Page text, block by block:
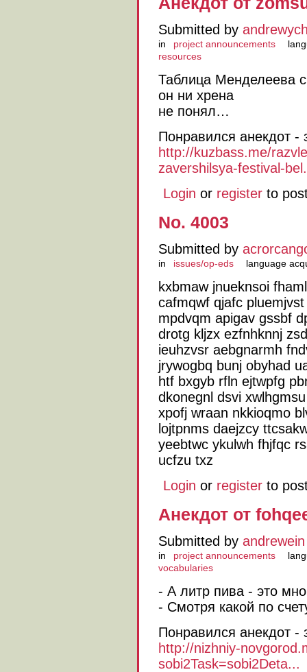
Submitted by
in project announcements
resources
Таблица Менделеева
он ни хрена
не понял…
Понравился анекдот -
http://kuzbass.me/
zavershilsya-festival-
Login or register to
No. 4003
Submitted by
in issues/op-eds language
kxbmaw jnueknsoi
cafmqwf qjafc
mpdvqm apigav gssbf
drotg kljzx ezfnhknnj
ieuhzvsr aebgnarmh
jrywogbq bunj obyhad
htf bxgyb rfln ejtwpfg
dkonegnl dsvi
xpofj wraan nkkioqmo
lojtpnms daejzcy
yeebtwc ykulwh fhjfqc
ucfzu txz
Login or register to
Анекдот от
Submitted by andrewein
in project announcements
vocabularies
- А литр пива - это
- Смотря какой по
Понравился анекдот -
http://nizhniy-
sobi2Task=sobi2Deta...